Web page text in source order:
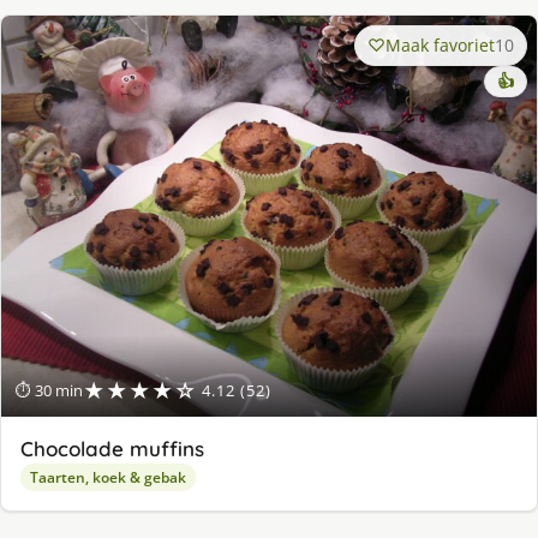
⏱ 30 min★★★★☆ 4.12 (52)
Maak favoriet10
👍
Chocolade muffins
Taarten, koek & gebak